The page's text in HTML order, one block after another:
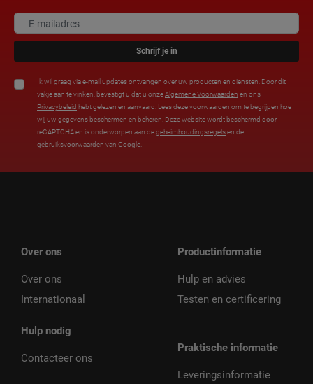
Schrijf je in
Ik wil graag via e-mail updates ontvangen over uw producten en diensten. Door dit
vakje aan te vinken, bevestigt u dat u onzeAlgemene Voorwaarden en ons
Privacybeleid hebt gelezen en aanvaard. Lees deze voorwaarden om te begrijpen hoe
wij uw gegevens beschermen en beheren. Deze website wordt beschermd door
reCAPTCHA en is onderworpen aan degeheimhoudingsregelsen de
gebruiksvoorwaarden van Google.
Over ons
Over ons
Internationaal
Hulp nodig
Contacteer ons
Productinformatie
Hulp en advies
Testen en certificering
Praktische informatie
Leveringsinformatie